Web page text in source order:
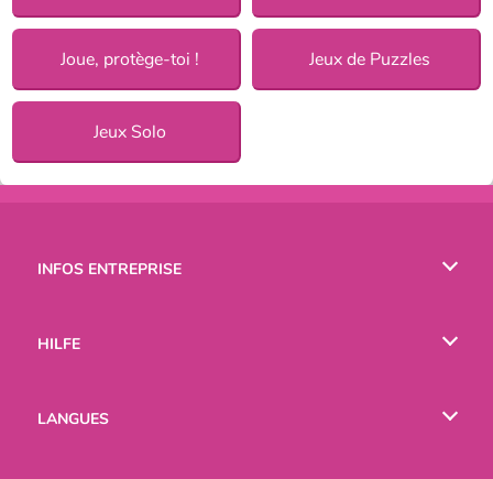
Joue, protège-toi ! Jeux de Puzzles
Jeux Solo
INFOS ENTREPRISE
HILFE
LANGUES